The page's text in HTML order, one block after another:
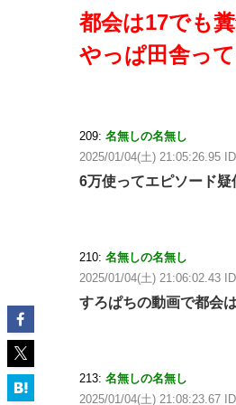
都会は17でも
やっぱ田舎っ
209: 名無しの名無し
2025/01/04(土) 21:05:26.95
6万使ってエピソード
210: 名無しの名無し
2025/01/04(土) 21:06:02.43
すろぱちの動画で都会
213: 名無しの名無し
2025/01/04(土) 21:08:23.67